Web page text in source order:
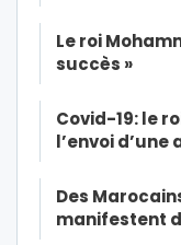
Le roi
succès »
Covid-19: le
l’envoi d’une
Des
manifestent